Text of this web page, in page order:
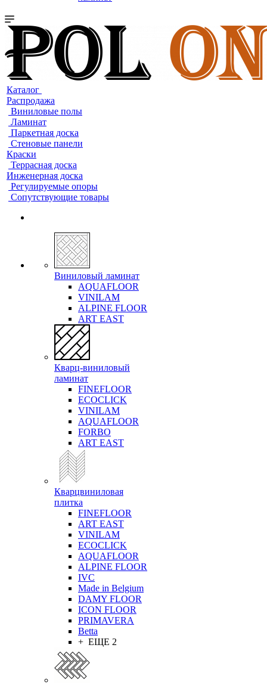
Каталог
Распродажа
Виниловые полы
Ламинат
Паркетная доска
Стеновые панели
Краски
Террасная доска
Инженерная доска
Регулируемые опоры
Сопутствующие товары
Виниловый ламинат
AQUAFLOOR
VINILAM
ALPINE FLOOR
ART EAST
Кварц-виниловый
ламинат
FINEFLOOR
ECOCLICK
VINILAM
AQUAFLOOR
FORBO
ART EAST
Кварцвиниловая
плитка
FINEFLOOR
ART EAST
VINILAM
ECOCLICK
AQUAFLOOR
ALPINE FLOOR
IVC
Made in Belgium
DAMY FLOOR
ICON FLOOR
PRIMAVERA
Betta
+ ЕЩЕ 2